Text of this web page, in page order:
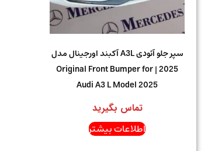
سپر جلو آئودی A3L آکبند اورجینال مدل
2025 | Original Front Bumper for
Audi A3 L Model 2025
تماس بگیرید
اطلاعات بیشتر